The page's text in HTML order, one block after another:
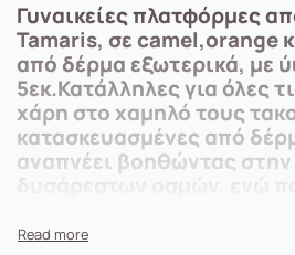
Γυναικείες πλατφόρμες
Tamaris, σε camel,orange
από δέρμα εξωτερικά, με
5εκ.Κατάλληλες για όλες
χάρη στο χαμηλό τους
κατασκευασμένες από
αναπνέει βοηθώντας
φόρμα του ποδιού